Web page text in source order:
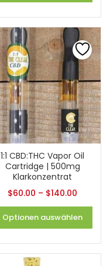
1:1 CBD:THC Vapor Oil
Cartridge | 500mg
Klarkonzentrat
$60.00 – $140.00
Optionen auswählen